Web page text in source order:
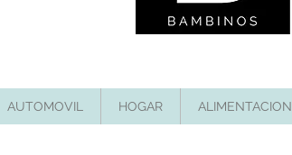
AUTOMOVIL HOGAR ALIMENTACION